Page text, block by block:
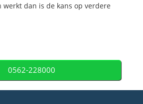
werkt dan is de kans op verdere
0562-228000